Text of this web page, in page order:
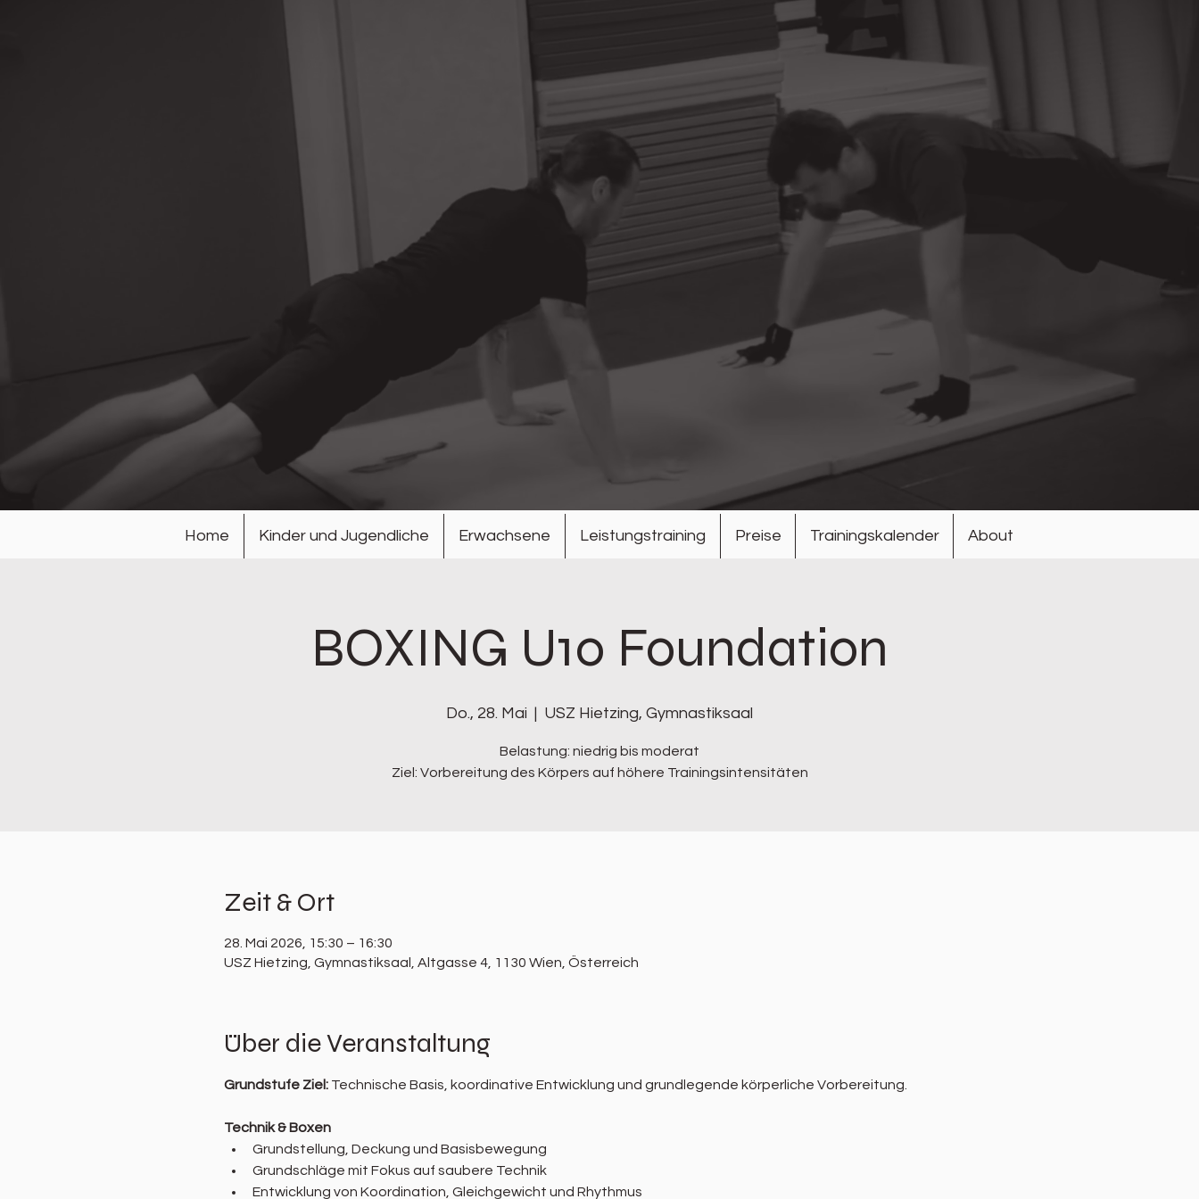
Home Kinder und Jugendliche Erwachsene Leistungstraining Preise Trainingskalender About
BOXING U10 Foundation
Do., 28. Mai
  |
USZ Hietzing, Gymnastiksaal
Belastung: niedrig bis moderat
Ziel: Vorbereitung des Körpers auf höhere Trainingsintensitäten
Zeit & Ort
28. Mai 2026, 15:30 – 16:30
USZ Hietzing, Gymnastiksaal, Altgasse 4, 1130 Wien, Österreich
Über die Veranstaltung
Grundstufe Ziel: Technische Basis, koordinative Entwicklung und grundlegende körperliche Vorbereitung.
Technik & Boxen
Grundstellung, Deckung und Basisbewegung
Grundschläge mit Fokus auf saubere Technik
Entwicklung von Koordination, Gleichgewicht und Rhythmus